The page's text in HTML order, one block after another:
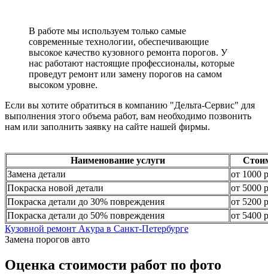
В работе мы используем только самые
современные технологии, обеспечивающие
высокое качество кузовного ремонта порогов. У
нас работают настоящие профессионалы, которые
проведут ремонт или замену порогов на самом
высоком уровне.
Если вы хотите обратиться в компанию "Дельта-Сервис" для
выполнения этого объема работ, вам необходимо позвонить
нам или заполнить заявку на сайте нашей фирмы.
Наименование услуги
Замена детали
от 1000
Покраска новой детали
от 5000
Покраска детали до 30% повреждения
от 5200
Покраска детали до 50% повреждения
от 5400
Кузовной ремонт Акура в Санкт-Петербурге
Замена порогов авто
Оценка стоимости работ по фото